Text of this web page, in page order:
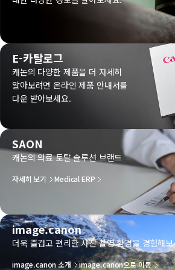
E-카탈로그
캐논의 다양한 제품을 더 자세히
알아보려면 온라인 제품 안내서를
다운 받아보세요.
SAON
캐논의 의료 토탈 솔루션 브랜드
자세히 보기 Medical ERP
image.canon
더욱 즐겁고 편리한 사진 촬영 환경을 경험해
image.canon 소개 image.canon으로 이동